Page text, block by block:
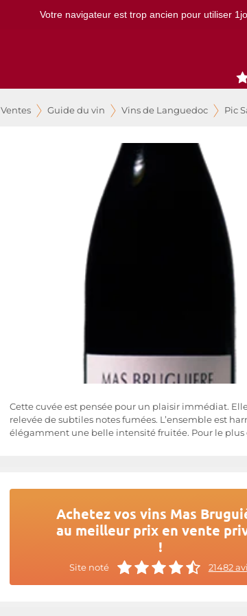
Votre navigateur est trop ancien pour utiliser
Ventes Guide du vin Vins de Languedoc Pic
Cette cuvée est pensée pour un plaisir immédiat.
relevée de subtiles notes fumées. L’ensemble est
élégamment une belle intensité fruitée. Pour le plus
Achetez vos vins Mas
au meilleur prix en vente
!
Site noté 21482